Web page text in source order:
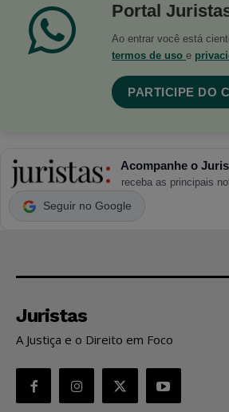
Portal
Ao entrar você está
termos de uso e
PARTICIPE DO
Acompanhe o
receba as principais
Seguir no Google
Juristas
A Justiça e o Direito em Foco